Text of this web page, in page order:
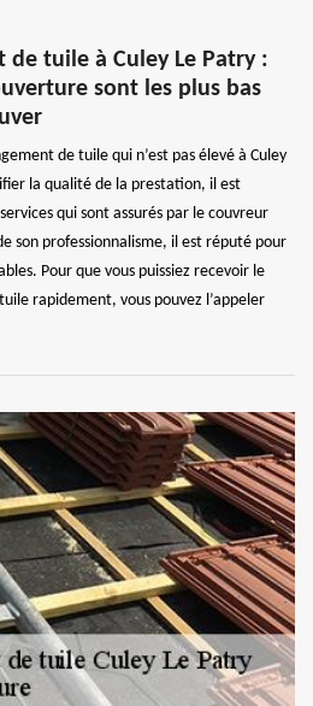
de tuile à Culey Le Patry :
sont les plus bas
de tuile qui n’est pas élevé à Culey
la qualité de la prestation, il est
qui sont assurés par le couvreur
son professionnalisme, il est réputé pour
Pour que vous puissiez recevoir le
rapidement, vous pouvez l’appeler